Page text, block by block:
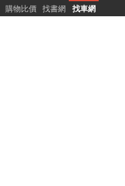
購物比價 找書網 找車網